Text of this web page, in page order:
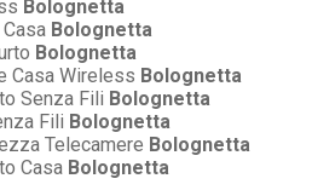
Bolognetta
Bolognetta
Bolognetta
Casa Wireless Bolognetta
Senza Fili Bolognetta
Fili Bolognetta
Telecamere Bolognetta
Casa Bolognetta